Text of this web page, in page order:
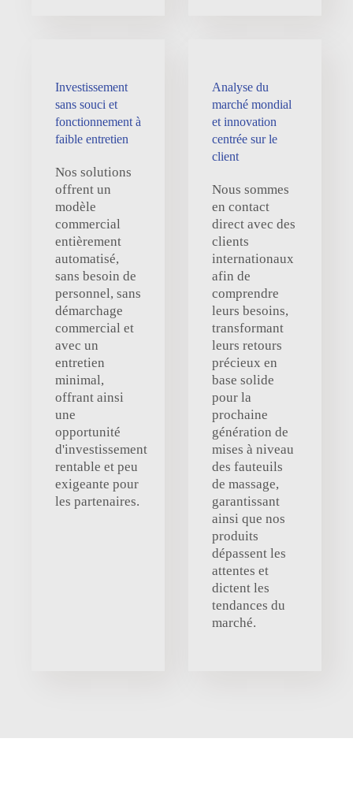
Investissement
sans souci et
fonctionnement à
faible entretien
Nos solutions
offrent un
modèle
commercial
entièrement
automatisé,
sans besoin de
personnel, sans
démarchage
commercial et
avec un
entretien
minimal,
offrant ainsi
une
opportunité
d'investissement
rentable et peu
exigeante pour
les partenaires.
Analyse du
marché mondial
et innovation
centrée sur le
client
Nous sommes
en contact
direct avec des
clients
internationaux
afin de
comprendre
leurs besoins,
transformant
leurs retours
précieux en
base solide
pour la
prochaine
génération de
mises à niveau
des fauteuils
de massage,
garantissant
ainsi que nos
produits
dépassent les
attentes et
dictent les
tendances du
marché.